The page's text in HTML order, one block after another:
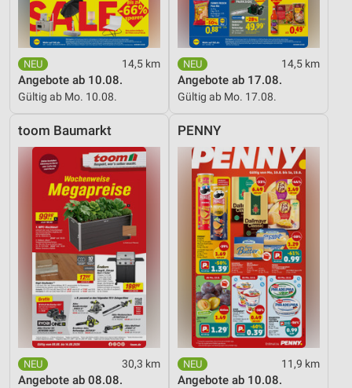
14,5 km
Angebote ab 10.08.
Gültig ab Mo. 10.08.
14,5 km
Angebote ab 17.08.
Gültig ab Mo. 17.08.
toom Baumarkt
30,3 km
Angebote ab 08.08.
PENNY
11,9 km
Angebote ab 10.08.